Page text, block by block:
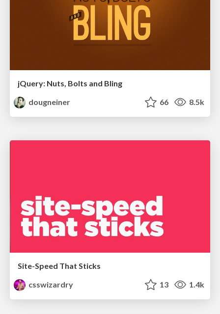
jQuery: Nuts, Bolts and Bling
dougneiner
66 8.5k
Site-Speed That Sticks
csswizardry
13 1.4k